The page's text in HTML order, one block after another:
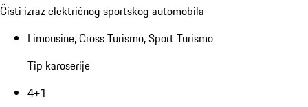
Čisti izraz električnog sportskog automobila
Limousine, Cross Turismo, Sport Turismo
Tip karoserije
4+1